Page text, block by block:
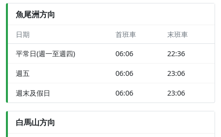
魚尾洲方向
日期 首班車 末班車
平常日(週一至週四) 06:06 22:36
週五 06:06 23:06
週末及假日 06:06 23:06
白馬山方向